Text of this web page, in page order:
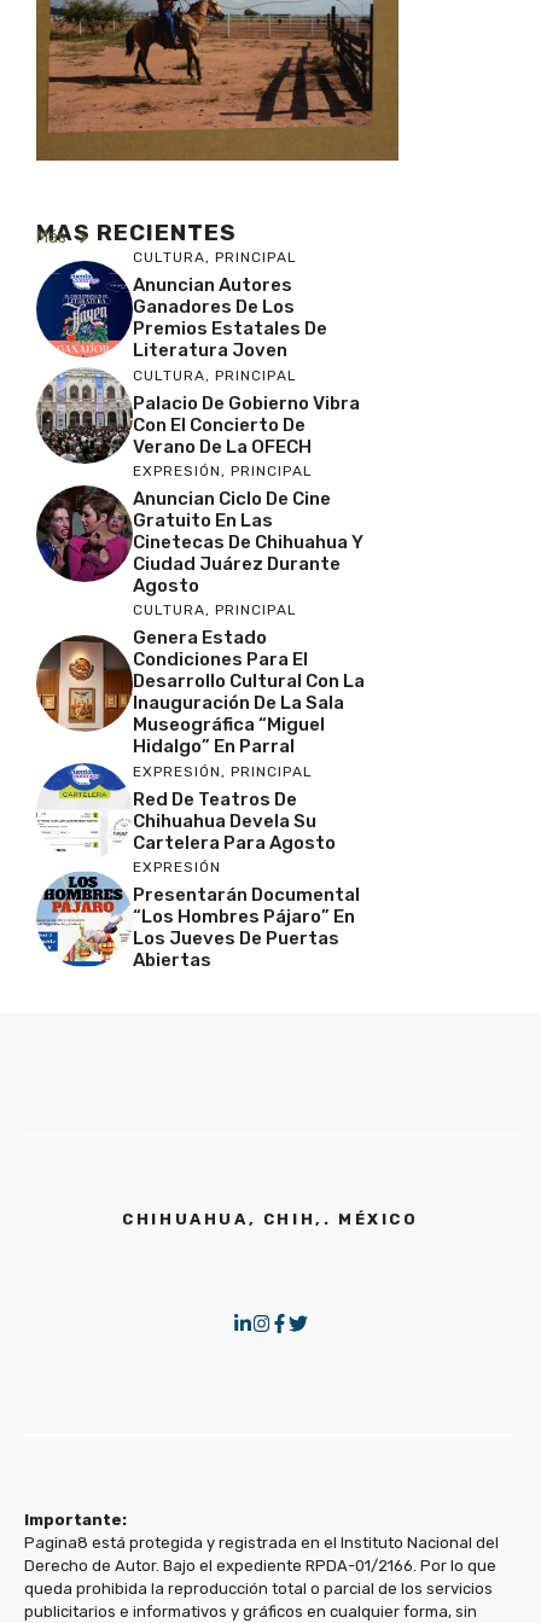
MAS RECIENTES
Más
CULTURA, PRINCIPAL
Anuncian Autores
Ganadores De Los
Premios Estatales De
Literatura Joven
CULTURA, PRINCIPAL
Palacio De Gobierno Vibra
Con El Concierto De
Verano De La OFECH
EXPRESIÓN, PRINCIPAL
Anuncian Ciclo De Cine
Gratuito En Las
Cinetecas De Chihuahua Y
Ciudad Juárez Durante
Agosto
CULTURA, PRINCIPAL
Genera Estado
Condiciones Para El
Desarrollo Cultural Con La
Inauguración De La Sala
Museográfica “Miguel
Hidalgo” En Parral
EXPRESIÓN , PRINCIPAL
Red De Teatros De
Chihuahua Devela Su
Cartelera Para Agosto
EXPRESIÓN
Presentarán Documental
“Los Hombres Pájaro” En
Los Jueves De Puertas
Abiertas
CHIHUAHUA, CHIH,. MÉXICO
Importante:
Pagina8 está protegida y registrada en el Instituto Nacional del
Derecho de Autor. Bajo el expediente RPDA-01/2166. Por lo que
queda prohibida la reproducción total o parcial de los servicios
publicitarios e informativos y gráficos en cualquier forma, sin